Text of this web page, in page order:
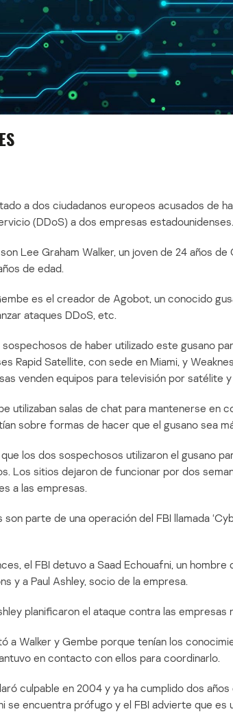
a dos ciudadanos europeos acusados de
(DDoS) a dos empresas estadounidenses.
Lee Graham Walker, un joven de 24 años
de edad.
es el creador de Agobot, un conocido
ataques DDoS, etc.
sospechosos de haber utilizado este gusano
Rapid Satellite, con sede en Miami, y
venden equipos para televisión por satélite
utilizaban salas de chat para mantenerse en
sobre formas de hacer que el gusano sea
que los dos sospechosos utilizaron el gusano
Los sitios dejaron de funcionar por dos
a las empresas.
parte de una operación del FBI llamada
el FBI detuvo a Saad Echouafni, un
y a Paul Ashley, socio de la empresa.
planificaron el ataque contra las empresas
a Walker y Gembe porque tenían los
en contacto con ellos para coordinarlo.
culpable en 2004 y ya ha cumplido dos
se encuentra prófugo y el FBI advierte que es